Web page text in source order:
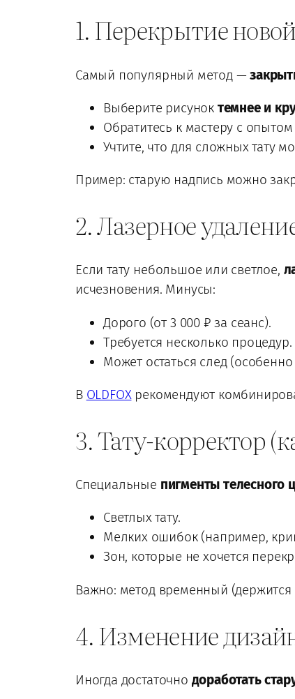
1. Перекрытие
Самый популярный метод —
Выберите рисунок темнее и
Обратитесь к мастеру с
Учтите, что для сложных тату
Пример: старую надпись можно
2. Лазерное
Если тату небольшое или светлое,
исчезновения. Минусы:
Дорого (от 3 000 ₽ за сеанс).
Требуется несколько процедур.
Может остаться след
В OLDFOXрекомендуют
3. Тату-корректор
Специальные пигменты телесного
Светлых тату.
Мелких ошибок (например,
Зон, которые не хочется
Важно: метод временный (держится
4. Изменение
Иногда достаточно доработать